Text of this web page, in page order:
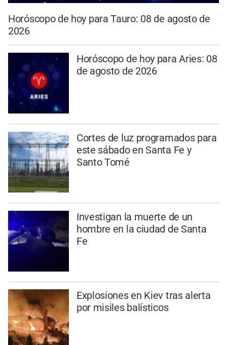
Horóscopo de hoy para Tauro: 08 de agosto de
2026
Horóscopo de hoy para Aries: 08
de agosto de 2026
Cortes de luz programados para
este sábado en Santa Fe y
Santo Tomé
Investigan la muerte de un
hombre en la ciudad de Santa
Fe
Explosiones en Kiev tras alerta
por misiles balísticos